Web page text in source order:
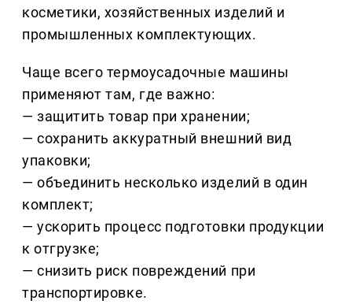
косметики, хозяйственных изделий и
промышленных комплектующих.
Чаще всего термоусадочные машины
применяют там, где важно:
— защитить товар при хранении;
— сохранить аккуратный внешний вид
упаковки;
— объединить несколько изделий в один
комплект;
— ускорить процесс подготовки продукции
к отгрузке;
— снизить риск повреждений при
транспортировке.